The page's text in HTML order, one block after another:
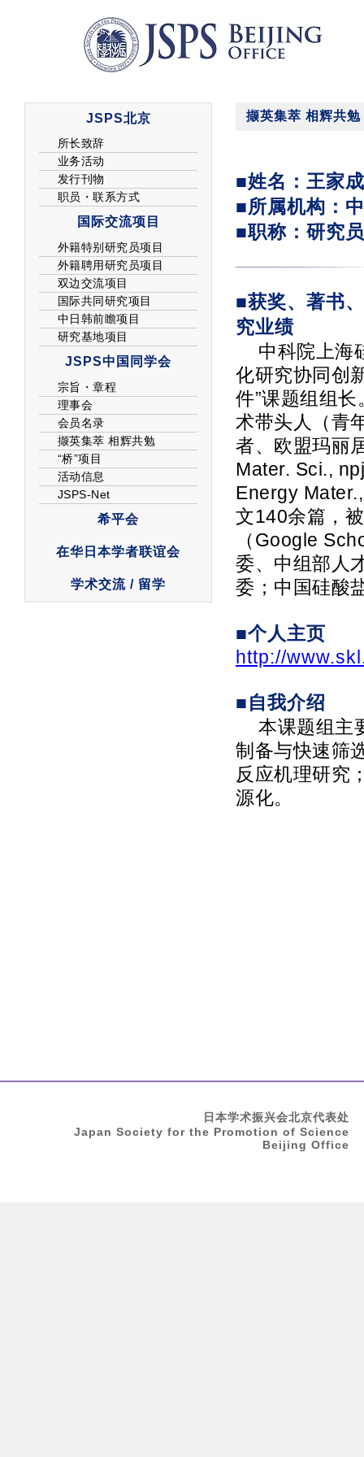
撷英集萃 相辉共勉
■姓名：王家成
■所属机构：
■职称：研究员
■获奖、著书
究业绩
中科院上海
化研究协同创
件”课题组组
术带头人（青
者、欧盟玛丽
Mater. Sci.,
Energy
文140余篇，
（Google
委、中组部人
委；中国硅酸
■个人主页
http://
■自我介绍
本课题组主
制备与快速筛
反应机理研究
源化。